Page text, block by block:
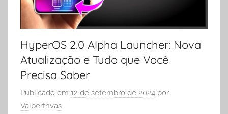
HyperOS 2.0 Alpha Launcher: Nova
Atualização e Tudo que Você
Precisa Saber
Publicado em 12 de setembro de 2024 por
Valberthvas